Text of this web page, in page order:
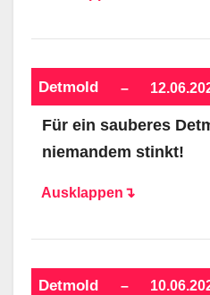
Detmold –
Für ein sauberes
niemandem stinkt!
Ausklappen↴
Detmold –